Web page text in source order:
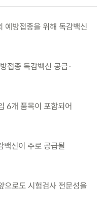
예방접종을 위해 독감백신
접종 독감백신 공급·
6개 품목이 포함되어
신이 주로 공급될
로도 시험검사 전문성을